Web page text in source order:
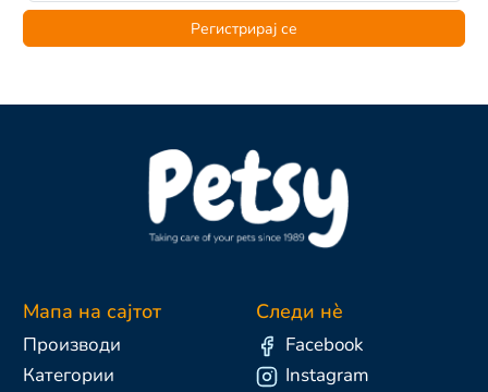
Регистрирај се
Мапа на сајтот
Производи
Категории
Следи нè
Facebook
Instagram